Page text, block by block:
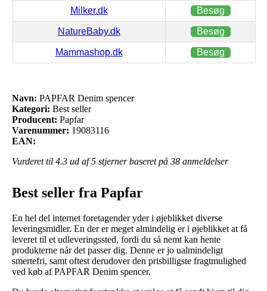
Milker.dk Besøg
NatureBaby.dk Besøg
Mammashop.dk Besøg
Navn: PAPFAR Denim spencer
Kategori: Best seller
Producent: Papfar
Varenummer: 19083116
EAN:
Vurderet til 4.3 ud af 5 stjerner baseret på 38 anmeldelser
Best seller fra Papfar
En hel del internet foretagender yder i øjeblikket diverse
leveringsmidler. En der er meget almindelig er i øjeblikket at få
leveret til et udleveringssted, fordi du så nemt kan hente
produkterne når det passer dig. Denne er jo ualmindeligt
smertefri, samt oftest derudover den prisbilligste fragtmulighed
ved køb af PAPFAR Denim spencer.